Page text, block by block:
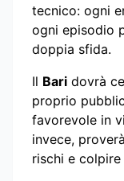
tecnico: ogni
ogni episodio
doppia sfida.
Il Bari dovrà
proprio
favorevole in
invece,
rischi e